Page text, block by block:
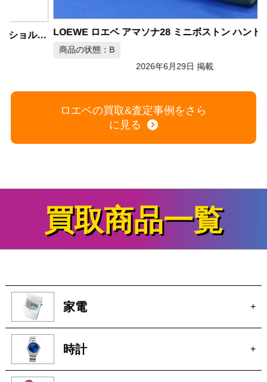
LOEWE ロエベ アマソナ28 ミニボストン ハンドバッグ
商品の状態：B
2026年6月29日 掲載
ロエベの買取&査定事例をさら
に見る
買取商品一覧
家電 +
時計 +